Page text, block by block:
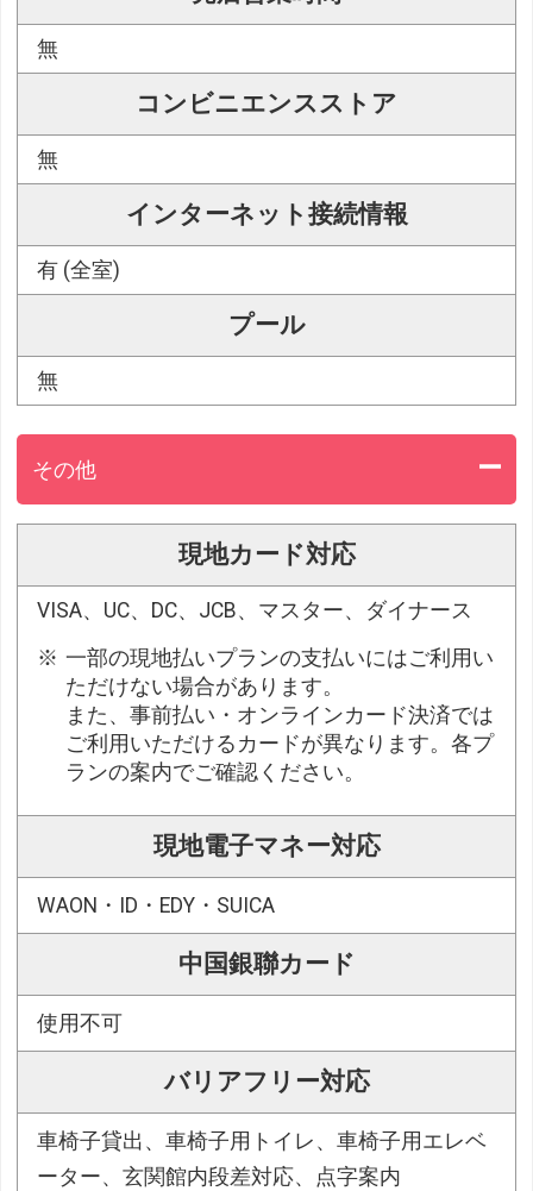
無
コンビニエンスストア
無
インターネット接続情報
有 (全室)
プール
無
その他
現地カード対応
VISA、UC、DC、JCB、マスター、ダイナース
一部の現地払いプランの支払いにはご利用い
ただけない場合があります。
また、事前払い・オンラインカード決済では
ご利用いただけるカードが異なります。各プ
ランの案内でご確認ください。
現地電子マネー対応
WAON・ID・EDY・SUICA
中国銀聯カード
使用不可
バリアフリー対応
車椅子貸出、車椅子用トイレ、車椅子用エレベ
ーター、玄関館内段差対応、点字案内